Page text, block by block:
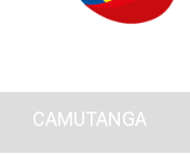
CAMUTANGA